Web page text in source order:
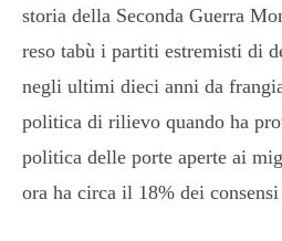
storia della Seconda Guerra
reso tabù i partiti estremisti di
negli ultimi dieci anni da
politica di rilievo quando ha
politica delle porte aperte ai
ora ha circa il 18% dei